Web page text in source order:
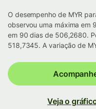
O desempenho de MYR
observou uma máxima em
em 90 dias de 506,2680.
518,7345. A variação de
Veja o